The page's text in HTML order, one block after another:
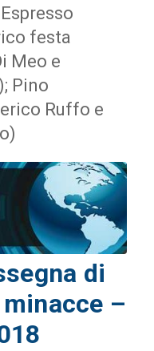
festa
Meo e
Pino
Ruffo e
di
–